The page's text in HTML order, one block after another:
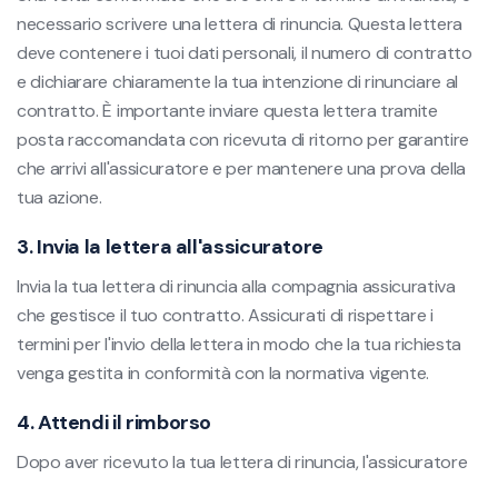
necessario scrivere una lettera di rinuncia. Questa lettera
deve contenere i tuoi dati personali, il numero di contratto
e dichiarare chiaramente la tua intenzione di rinunciare al
contratto. È importante inviare questa lettera tramite
posta raccomandata con ricevuta di ritorno per garantire
che arrivi all'assicuratore e per mantenere una prova della
tua azione.
3. Invia la lettera all'assicuratore
Invia la tua lettera di rinuncia alla compagnia assicurativa
che gestisce il tuo contratto. Assicurati di rispettare i
termini per l'invio della lettera in modo che la tua richiesta
venga gestita in conformità con la normativa vigente.
4. Attendi il rimborso
Dopo aver ricevuto la tua lettera di rinuncia, l'assicuratore